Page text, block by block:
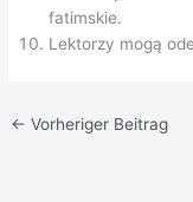
fatimskie.
Lektorzy mogą
← Vorheriger Beitrag